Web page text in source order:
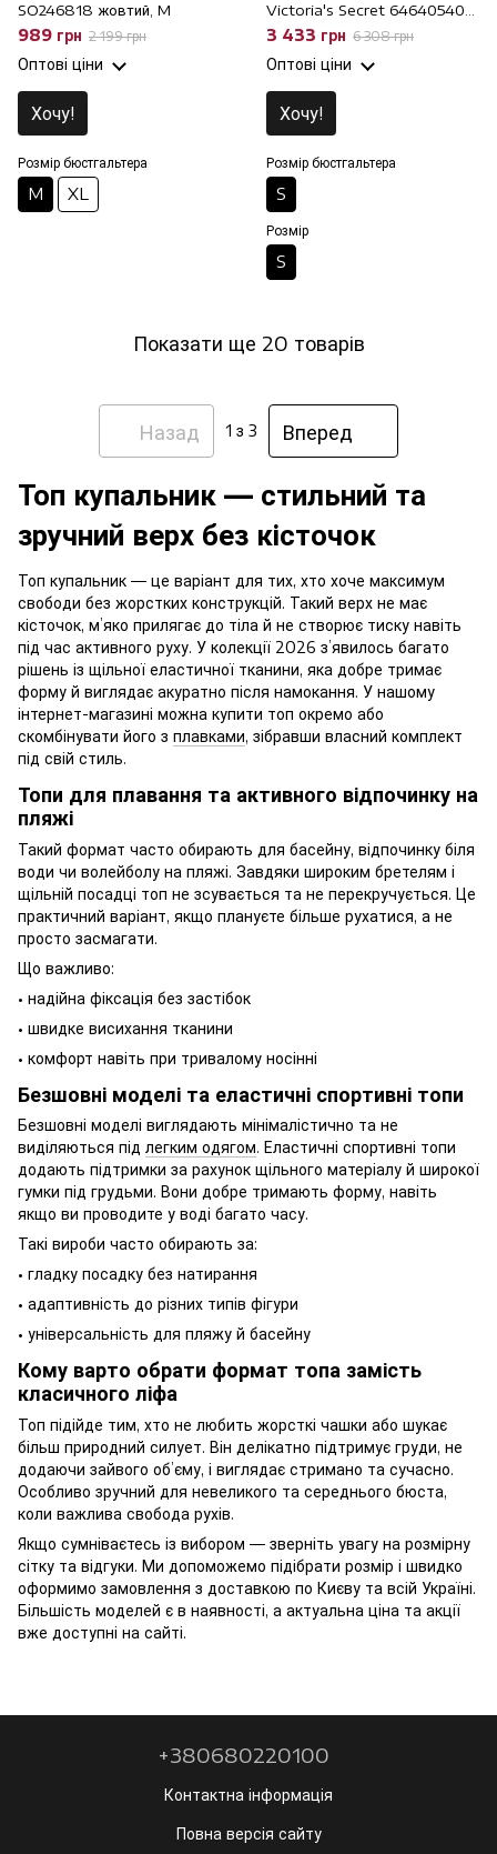
SO246818 жовтий, M
989 грн 2 199 грн
Оптові ціни
Хочу!
Розмір бюстгальтера
M XL
Victoria's Secret 646405402
топ і бразиліана, S, S
3 433 грн 6 308 грн
Оптові ціни
Хочу!
Розмір бюстгальтера
S
Розмір
S
Показати ще 20 товарів
Назад 1 з 3 Вперед
Топ купальник — стильний та
зручний верх без кісточок
Топ купальник — це варіант для тих, хто хоче максимум
свободи без жорстких конструкцій. Такий верх не має
кісточок, м’яко прилягає до тіла й не створює тиску навіть
під час активного руху. У колекції 2026 з’явилось багато
рішень із щільної еластичної тканини, яка добре тримає
форму й виглядає акуратно після намокання. У нашому
інтернет-магазині можна купити топ окремо або
скомбінувати його з плавками, зібравши власний комплект
під свій стиль.
Топи для плавання та активного відпочинку на
пляжі
Такий формат часто обирають для басейну, відпочинку біля
води чи волейболу на пляжі. Завдяки широким бретелям і
щільній посадці топ не зсувається та не перекручується. Це
практичний варіант, якщо плануєте більше рухатися, а не
просто засмагати.
Що важливо:
• надійна фіксація без застібок
• швидке висихання тканини
• комфорт навіть при тривалому носінні
Безшовні моделі та еластичні спортивні топи
Безшовні моделі виглядають мінімалістично та не
виділяються під легким одягом. Еластичні спортивні топи
додають підтримки за рахунок щільного матеріалу й широкої
гумки під грудьми. Вони добре тримають форму, навіть
якщо ви проводите у воді багато часу.
Такі вироби часто обирають за:
• гладку посадку без натирання
• адаптивність до різних типів фігури
• універсальність для пляжу й басейну
Кому варто обрати формат топа замість
класичного ліфа
Топ підійде тим, хто не любить жорсткі чашки або шукає
більш природний силует. Він делікатно підтримує груди, не
додаючи зайвого об’єму, і виглядає стримано та сучасно.
Особливо зручний для невеликого та середнього бюста,
коли важлива свобода рухів.
Якщо сумніваєтесь із вибором — зверніть увагу на розмірну
сітку та відгуки. Ми допоможемо підібрати розмір і швидко
оформимо замовлення з доставкою по Києву та всій Україні.
Більшість моделей є в наявності, а актуальна ціна та акції
вже доступні на сайті.
+380680220100
Контактна інформація
Повна версія сайту